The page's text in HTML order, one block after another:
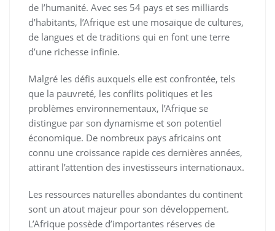
de l’humanité. Avec ses 54 pays et ses milliards
d’habitants, l’Afrique est une mosaïque de cultures,
de langues et de traditions qui en font une terre
d’une richesse infinie.
Malgré les défis auxquels elle est confrontée, tels
que la pauvreté, les conflits politiques et les
problèmes environnementaux, l’Afrique se
distingue par son dynamisme et son potentiel
économique. De nombreux pays africains ont
connu une croissance rapide ces dernières années,
attirant l’attention des investisseurs internationaux.
Les ressources naturelles abondantes du continent
sont un atout majeur pour son développement.
L’Afrique possède d’importantes réserves de